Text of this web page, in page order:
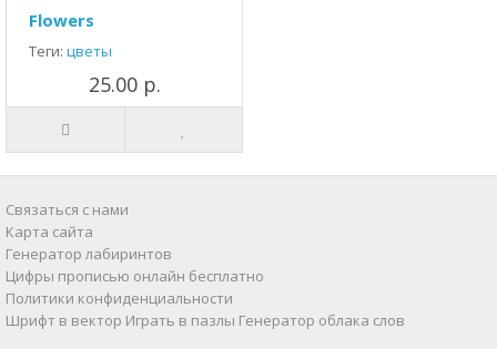
Flowers
Теги: цветы
25.00 р.
Связаться с нами
Карта сайта
Генератор лабиринтов
Цифры прописью онлайн бесплатно
Политики конфиденциальности
Шрифт в вектор Играть в пазлы Генератор облака слов